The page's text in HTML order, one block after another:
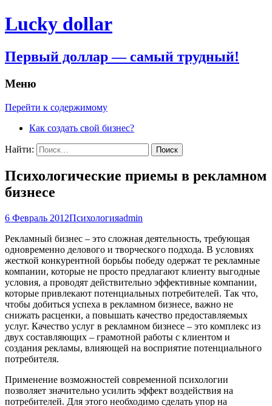
Lucky dollar
Первый доллар — самый трудный!
Меню
Перейти к содержимому
Как создать свой бизнес?
Найти:
Психологические приемы в рекламном
бизнесе
6 Февраль 2012Психологияadmin
Рекламный бизнес – это сложная деятельность, требующая
одновременно делового и творческого подхода. В условиях
жесткой конкурентной борьбы победу одержат те рекламные
компании, которые не просто предлагают клиенту выгодные
условия, а проводят действительно эффективные компании,
которые привлекают потенциальных потребителей. Так что,
чтобы добиться успеха в рекламном бизнесе, важно не
снижать расценки, а повышать качество предоставляемых
услуг. Качество услуг в рекламном бизнесе – это комплекс из
двух составляющих – грамотной работы с клиентом и
создания рекламы, влияющей на восприятие потенциального
потребителя.
Применение возможностей современной психологии
позволяет значительно усилить эффект воздействия на
потребителей. Для этого необходимо сделать упор на